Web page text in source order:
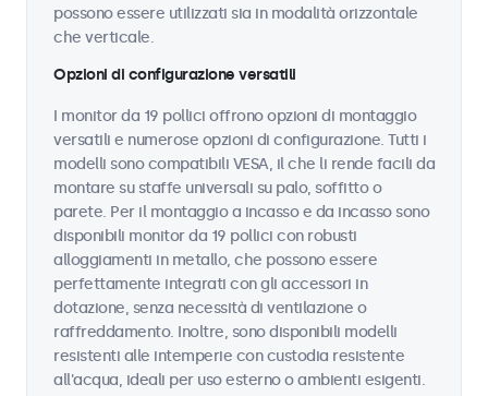
possono essere utilizzati sia in modalità orizzontale
che verticale.
Opzioni di configurazione versatili
I monitor da 19 pollici offrono opzioni di montaggio
versatili e numerose opzioni di configurazione. Tutti i
modelli sono compatibili VESA, il che li rende facili da
montare su staffe universali su palo, soffitto o
parete. Per il montaggio a incasso e da incasso sono
disponibili monitor da 19 pollici con robusti
alloggiamenti in metallo, che possono essere
perfettamente integrati con gli accessori in
dotazione, senza necessità di ventilazione o
raffreddamento. Inoltre, sono disponibili modelli
resistenti alle intemperie con custodia resistente
all'acqua, ideali per uso esterno o ambienti esigenti.